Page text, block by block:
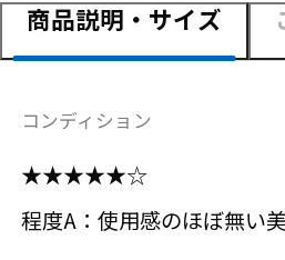
商品説明・サイズ
コンディション
★★★★★☆
程度A：使用感のほぼ無い